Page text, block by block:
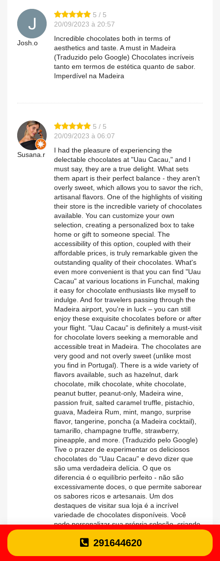
Josh.o
5 / 5
20/09/2023 à 20:57
Incredible chocolates both in terms of
aesthetics and taste. A must in Madeira
(Traduzido pelo Google) Chocolates incríveis
tanto em termos de estética quanto de sabor.
Imperdível na Madeira
Susana.r
5 / 5
20/09/2023 à 06:07
I had the pleasure of experiencing the
delectable chocolates at "Uau Cacau," and I
must say, they are a true delight. What sets
them apart is their perfect balance - they aren't
overly sweet, which allows you to savor the rich,
artisanal flavors. One of the highlights of visiting
their store is the incredible variety of chocolates
available. You can customize your own
selection, creating a personalized box to take
home or gift to someone special. The
accessibility of this option, coupled with their
affordable prices, is truly remarkable given the
outstanding quality of their chocolates. What's
even more convenient is that you can find "Uau
Cacau" at various locations in Funchal, making
it easy for chocolate enthusiasts like myself to
indulge. And for travelers passing through the
Madeira airport, you're in luck – you can still
enjoy these exquisite chocolates before or after
your flight. "Uau Cacau" is definitely a must-visit
for chocolate lovers seeking a memorable and
accessible treat in Madeira. The chocolates are
very good and not overly sweet (unlike most
you find in Portugal). There is a wide variety of
flavors available, such as hazelnut, dark
chocolate, milk chocolate, white chocolate,
peanut butter, peanut-only, Madeira wine,
passion fruit, salted caramel truffle, pistachio,
guava, Madeira Rum, mint, mango, surprise
flavor, tangerine, poncha (a Madeira cocktail),
tamarillo, champagne truffle, strawberry,
pineapple, and more. (Traduzido pelo Google)
Tive o prazer de experimentar os deliciosos
chocolates do "Uau Cacau" e devo dizer que
são uma verdadeira delícia. O que os
diferencia é o equilíbrio perfeito - não são
excessivamente doces, o que permite saborear
os sabores ricos e artesanais. Um dos
destaques de visitar sua loja é a incrível
variedade de chocolates disponíveis. Você
pode personalizar sua própria seleção, criando
ou presentear alguém especial. A
291644620